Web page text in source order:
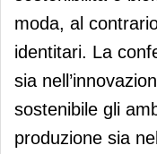
moda, al
identitari. La
sia
sostenibile gli
produzione sia